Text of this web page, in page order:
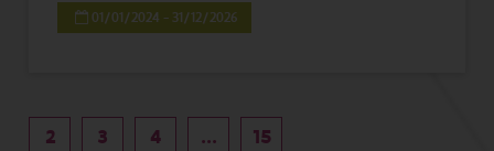
01/01/2024 - 31/12/2026
2 3 4 ... 15